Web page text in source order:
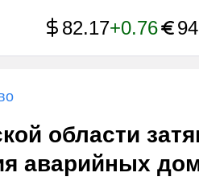
82.17+0.76
области
аварийных